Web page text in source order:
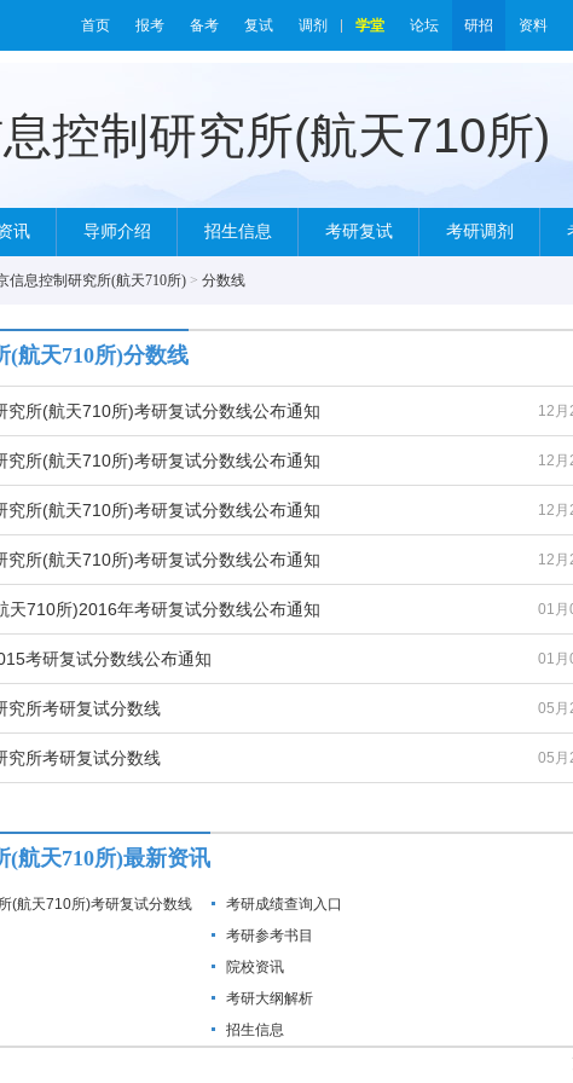
首页 报考 备考 复试 调剂 学堂 论坛 研招 资料
讯 导师介绍 招生信息 考研复试 考研调剂
信息控制研究所(航天710所) > 分数线
(航天710所)分数线
12月
究所(航天710所)考研复试分数线公布通知
12月
究所(航天710所)考研复试分数线公布通知
12月
究所(航天710所)考研复试分数线公布通知
12月
究所(航天710所)考研复试分数线公布通知
01月
天710所)2016年考研复试分数线公布通知
01月
考研复试分数线公布通知
05月
究所考研复试分数线
05月
究所考研复试分数线
(航天710所)最新资讯
(航天710所)考研复试分数线
考研成绩查询入口
考研参考书目
院校资讯
考研大纲解析
招生信息